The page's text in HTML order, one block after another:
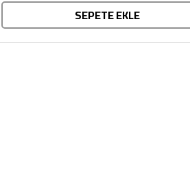
SEPETE EKLE